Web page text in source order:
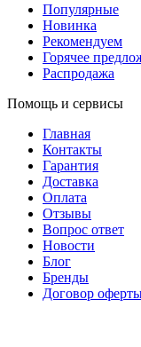
Популярные
Новинка
Рекомендуем
Горячее
Распродажа
Помощь и сервисы
Главная
Контакты
Гарантия
Доставка
Оплата
Отзывы
Вопрос ответ
Новости
Блог
Бренды
Договор